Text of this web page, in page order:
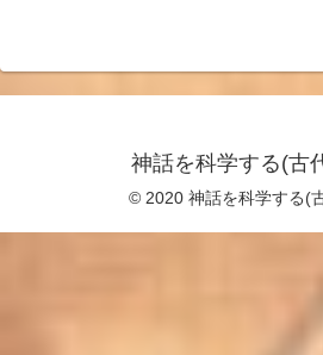
神話を科学する(古
© 2020 神話を科学する(